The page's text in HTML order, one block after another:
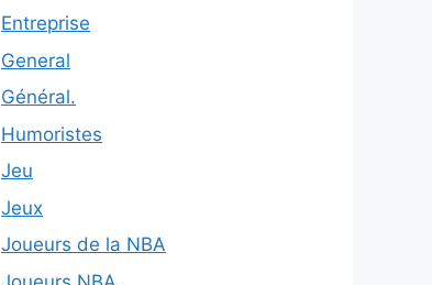
Entreprise
General
Général.
Humoristes
Jeu
Jeux
Joueurs de la NBA